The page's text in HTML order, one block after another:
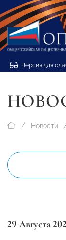
Версия для
Новости
29 Августа